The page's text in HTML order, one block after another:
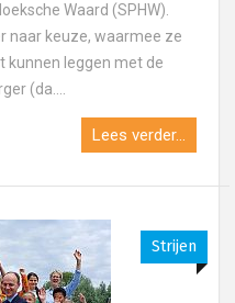
Waard (SPHW).
naar keuze, waarmee ze
kunnen leggen met de
(da....
Lees verder...
Strijen